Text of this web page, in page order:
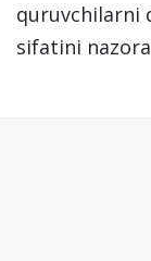
quruvchilarni
sifatini